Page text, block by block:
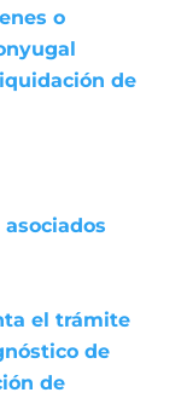
o
de
el trámite
de
de